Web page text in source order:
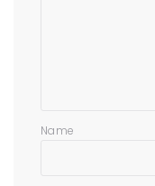
Name